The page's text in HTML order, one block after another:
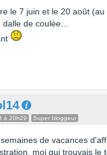
le 7 juin et le 20 août
de coulée...
à 20h29 Super bloggeur
de vacances
moi qui trouvais le